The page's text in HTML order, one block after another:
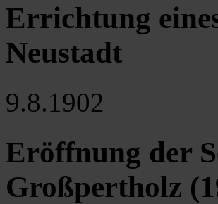
Errichtung
Neustadt
9.8.1902
Eröffnung der
Großpertholz